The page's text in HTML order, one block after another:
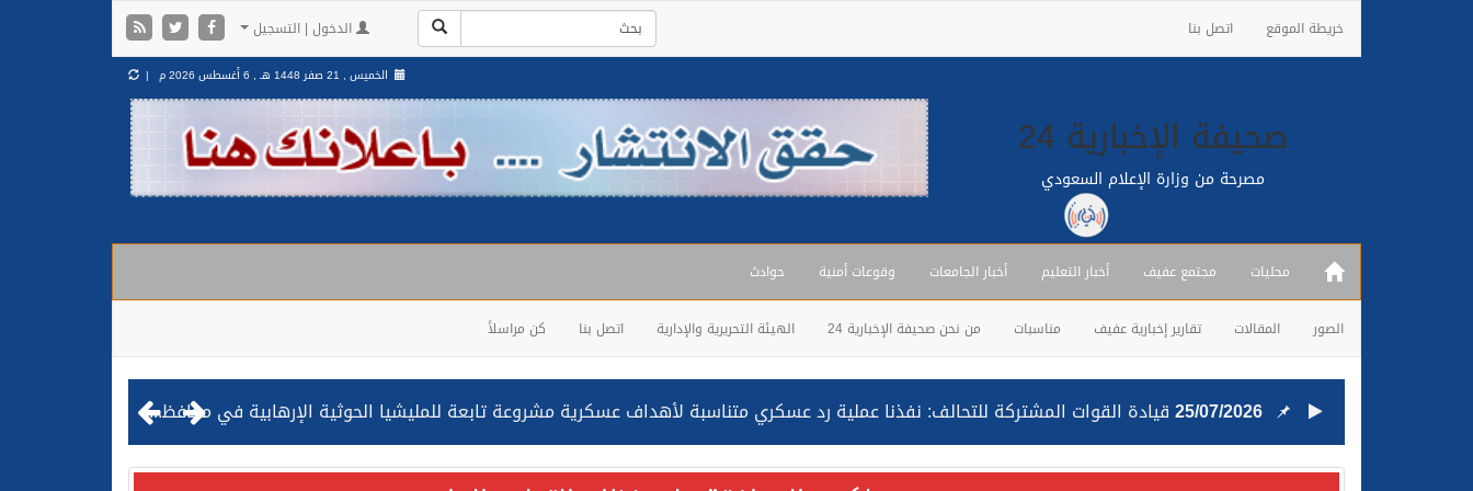
خريطة الموقع اتصل بنا الدخول | التسجيل
صحيفة الإخبارية 24
مصرحة من وزارة الإعلام السعودي
الخميس , 21 صفر 1448 هـ , 6 أغسطس 2026 م |
محليات مجتمع عفيف أخبار التعليم أخبار الجامعات وقوعات أمنية حوادث
الصور المقالات تقارير إخبارية عفيف مناسبات من نحن صحيفة الإخبارية 24 الهيئة التحريرية والإدارية اتصل بنا كن مراسلاً
25/07/2026 قيادة القوات المشتركة للتحالف: نفذنا عملية رد عسكري متناسبة لأهداف عسكرية مشروعة تابعة للمليشيا الحوثية الإرهابية في محافظة الحديدة
24/07/2026مصدر مسؤول بالهيئة العامة للنقل: استهداف السفينة السعودية NCC MASA خلال إبحارها في البحر الأحمر نتج عنه إصابة طفيفة في بدنها